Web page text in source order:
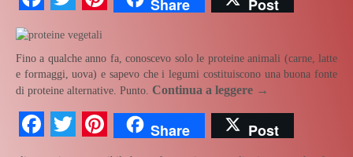
Share Post
Fino a qualche anno fa, conoscevo solo le proteine animali (carne, latte
e formaggi, uova) e sapevo che i legumi costituiscono una buona fonte
di proteine alternative. Punto. Continua a leggere →
Facebook
TwitterPinterest
Share Post